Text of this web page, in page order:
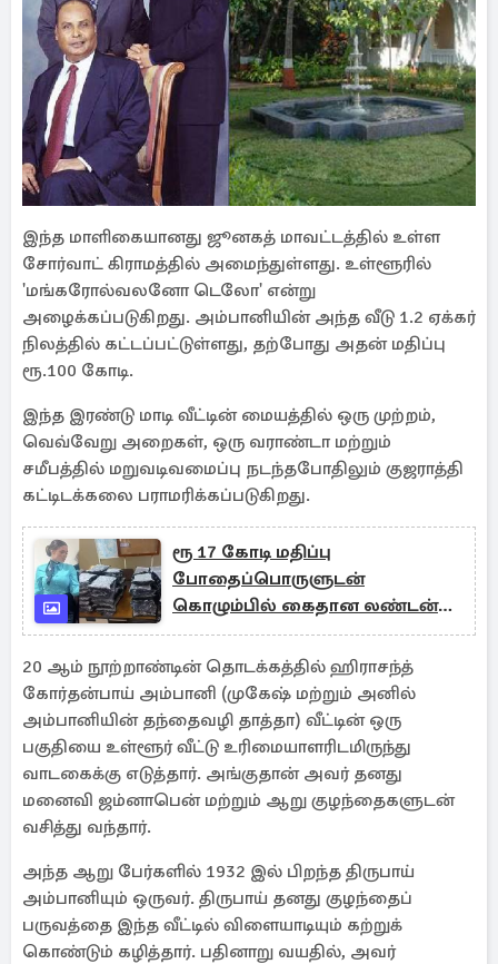
இந்த மாளிகையானது ஜூனகத் மாவட்டத்தில் உள்ள
சோர்வாட் கிராமத்தில் அமைந்துள்ளது. உள்ளூரில்
'மங்கரோல்வலனோ டெலோ' என்று
அழைக்கப்படுகிறது. அம்பானியின் அந்த வீடு 1.2 ஏக்கர்
நிலத்தில் கட்டப்பட்டுள்ளது, தற்போது அதன் மதிப்பு
ரூ.100 கோடி.
இந்த இரண்டு மாடி வீட்டின் மையத்தில் ஒரு முற்றம்,
வெவ்வேறு அறைகள், ஒரு வராண்டா மற்றும்
சமீபத்தில் மறுவடிவமைப்பு நடந்தபோதிலும் குஜராத்தி
கட்டிடக்கலை பராமரிக்கப்படுகிறது.
ரூ 17 கோடி மதிப்பு
போதைப்பொருளுடன்
கொழும்பில் கைதான லண்டன்
பெண்: வெளிவரும் பின்னணி
20 ஆம் நூற்றாண்டின் தொடக்கத்தில் ஹிராசந்த்
கோர்தன்பாய் அம்பானி (முகேஷ் மற்றும் அனில்
அம்பானியின் தந்தைவழி தாத்தா) வீட்டின் ஒரு
பகுதியை உள்ளூர் வீட்டு உரிமையாளரிடமிருந்து
வாடகைக்கு எடுத்தார். அங்குதான் அவர் தனது
மனைவி ஜம்னாபென் மற்றும் ஆறு குழந்தைகளுடன்
வசித்து வந்தார்.
அந்த ஆறு பேர்களில் 1932 இல் பிறந்த திருபாய்
அம்பானியும் ஒருவர். திருபாய் தனது குழந்தைப்
பருவத்தை இந்த வீட்டில் விளையாடியும் கற்றுக்
கொண்டும் கழித்தார். பதினாறு வயதில், அவர்